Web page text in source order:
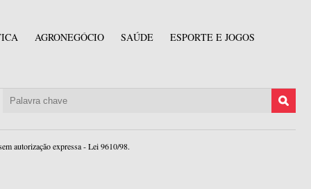
AGRONEGÓCIO SAÚDE ESPORTE E JOGOS
autorização expressa - Lei 9610/98.